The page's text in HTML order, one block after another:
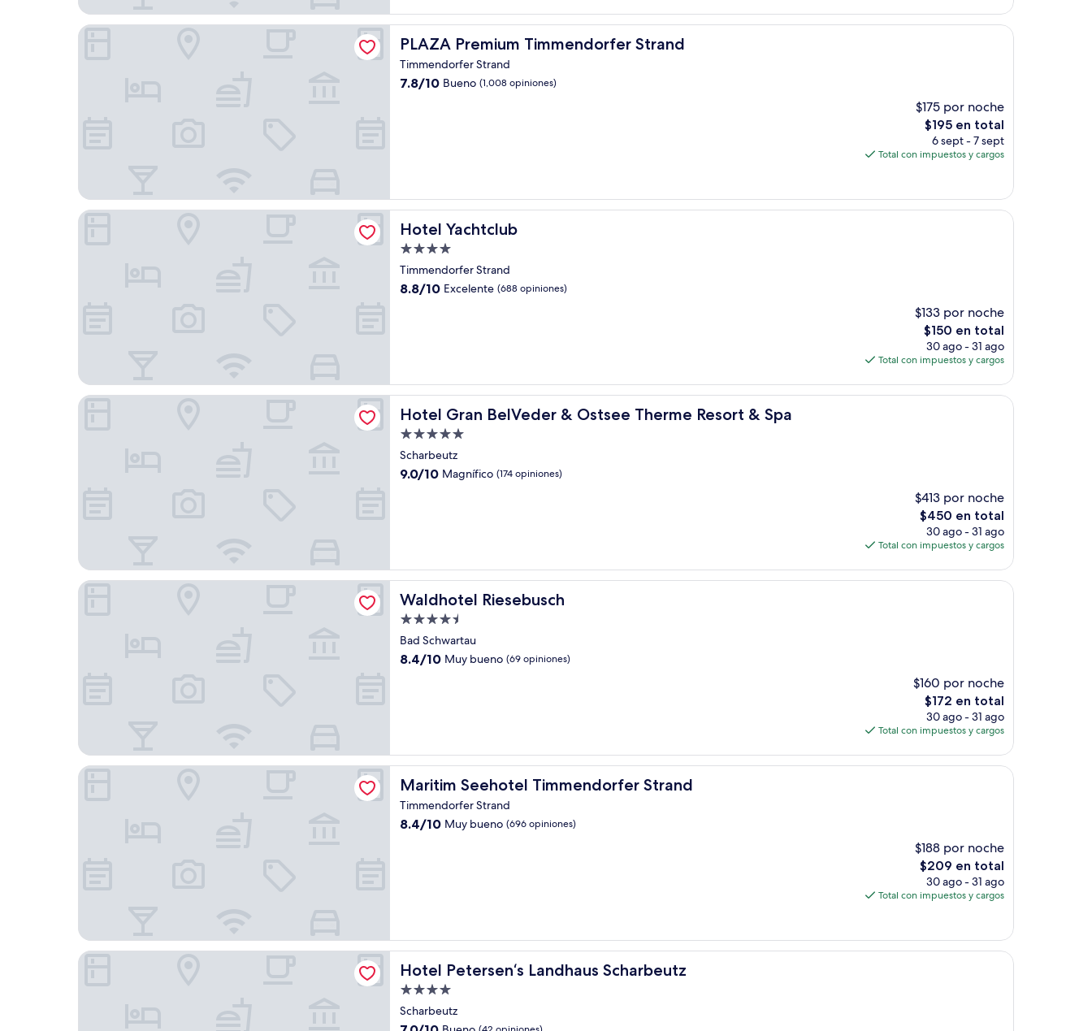
$125
PLAZA Premium Timmendorfer Strand
PLAZA Premium Timmendorfer Strand
Timmendorfer Strand
7.8
7.8/10 Bueno (1,008 opiniones)
$175 por noche
El
precio
actual
$195
$195 en total
6 sept - 7 sept
Total con impuestos y cargos
PLAZA Premium Timmendorfer Strand
Hotel Yachtclub
Hotel Yachtclub
Propiedad
de
4.0
Timmendorfer Strand
8.8
8.8/10 Excelente (688 opiniones)
$133 por noche
El
precio
actual
de
$150 en total
30 ago - 31 ago
Total con impuestos y cargos
Hotel Yachtclub
Hotel Gran BelVeder & Ostsee Therme Resort & Spa
Hotel Gran BelVeder & Ostsee Therme Resort & Spa
Propiedad
de
5.0
Scharbeutz
9.0
9.0/10 Magnífico (174 opiniones)
$413 por noche
El
precio
actual
de
$450 en total
30 ago - 31 ago
Total con impuestos y cargos
Hotel Gran BelVeder & Ostsee Therme Resort & Spa
Waldhotel Riesebusch
Waldhotel Riesebusch
Propiedad
de
4.5
Bad Schwartau
8.4
8.4/10 Muy bueno (69 opiniones)
$160 por noche
El
precio
actual
de
$172 en total
30 ago - 31 ago
Total con impuestos y cargos
Waldhotel Riesebusch
Maritim Seehotel Timmendorfer Strand
Maritim Seehotel Timmendorfer Strand
Timmendorfer Strand
8.4
8.4/10 Muy bueno (696 opiniones)
$188 por noche
El
precio
actual
$209
$209 en total
30 ago - 31 ago
Total con impuestos y cargos
Maritim Seehotel Timmendorfer Strand
Hotel Petersen‘s Landhaus Scharbeutz
Hotel Petersen‘s Landhaus Scharbeutz
Propiedad
de
4.0
Scharbeutz
7.0
Hotel Petersen‘s Landhaus Scharbeutz